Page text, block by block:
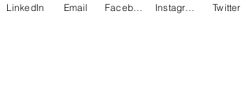
LinkedIn Email Twitter